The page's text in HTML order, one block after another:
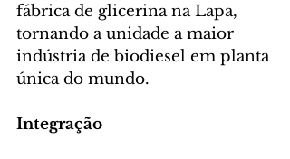
fábrica de glicerina na Lapa,
tornando a unidade a maior
indústria de biodiesel em planta
única do mundo.
Integração